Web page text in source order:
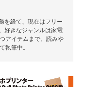
を経て、現在はフリー
好きなジャンルは家電
アイテムまで、読みや
執筆中。